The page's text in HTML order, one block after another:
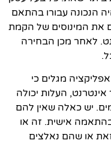
הנכונה עבורו בהתאם
את המינוסים של הקמת
לאחר מכן הבחירה
מגלים כי
העלות יכולה
יש כאלה שאין להם
אישית. זה או
או שהם נאלצים